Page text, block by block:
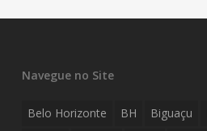
Navegue no Site
Belo Horizonte BH Biguaçu